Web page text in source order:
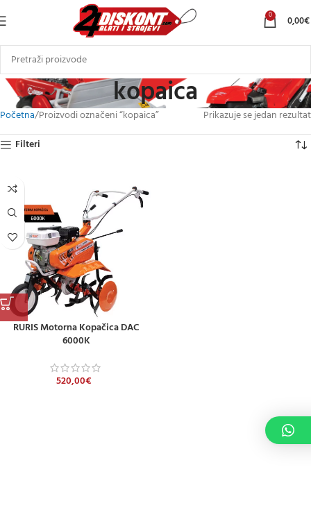
0 0,00€
kopaica
Početna Proizvodi označeni “kopaica”
Prikazuje se jedan rezultat
Filteri
RURIS Motorna Kopačica DAC
6000K
520,00€